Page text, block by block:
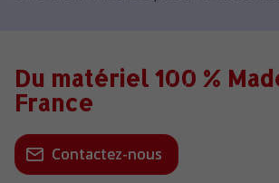
Du matériel 100 %
France
Contactez-nous